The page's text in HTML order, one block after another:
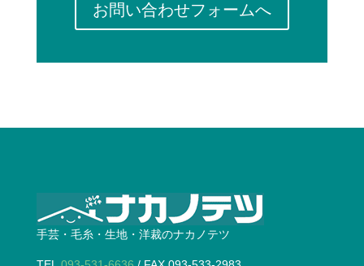
お問い合わせフォームへ
手芸・毛糸・生地・洋裁のナカノテツ